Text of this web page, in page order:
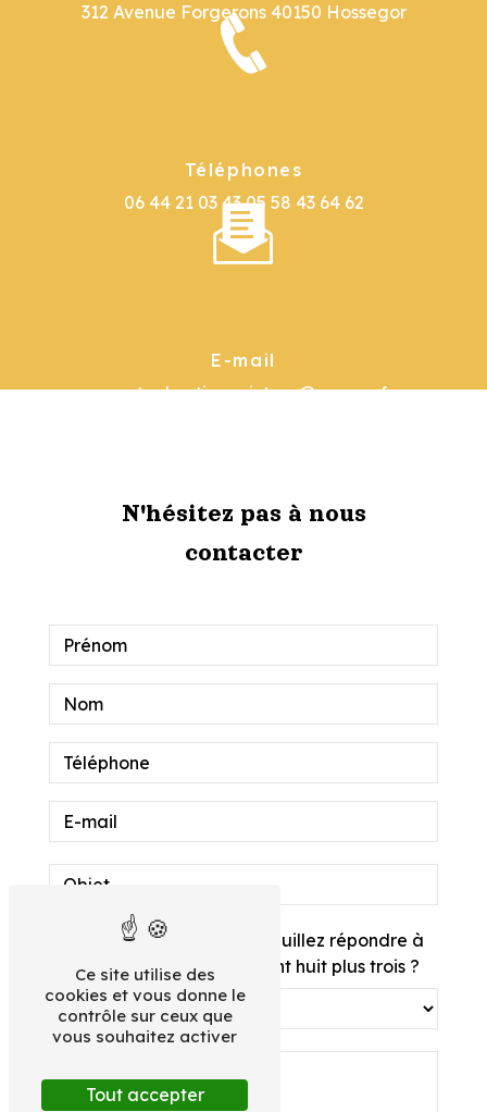
312 Avenue Forgerons 40150 Hossegor
Téléphones
06 44 21 03 43 05 58 43 64 62
E-mail
garat.sebastienpeinture@orange.fr
N'hésitez pas à nous
contacter
Vous n'êtes pas un robot, veuillez répondre à
cette question : combien font huit plus trois ?
Ce site utilise des
cookies et vous donne le
contrôle sur ceux que
vous souhaitez activer
Tout accepter